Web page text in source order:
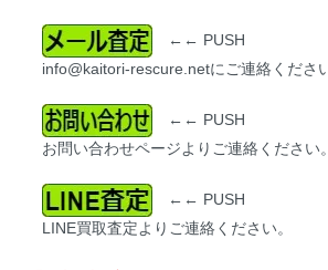
←← PUSH
info@kaitori-rescure.netにご連絡ください
←← PUSH
お問い合わせページよりご連絡ください。
←← PUSH
LINE買取査定よりご連絡ください。